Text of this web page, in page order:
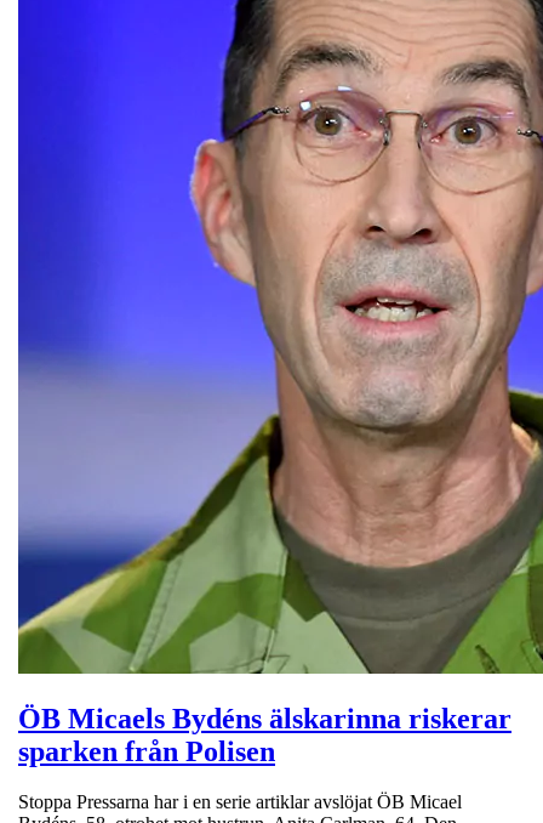
ÖB Micaels Bydéns älskarinna riskerar
sparken från Polisen
Stoppa Pressarna har i en serie artiklar avslöjat ÖB Micael